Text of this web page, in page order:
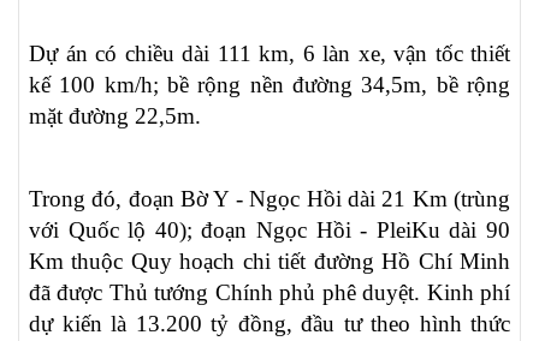
Dự án có chiều dài 111 km, 6 làn xe, vận tốc thiết
kế 100 km/h; bề rộng nền đường 34,5m, bề rộng
mặt đường 22,5m.
Trong đó, đoạn Bờ Y - Ngọc Hồi dài 21 Km (trùng
với Quốc lộ 40); đoạn Ngọc Hồi - PleiKu dài 90
Km thuộc Quy hoạch chi tiết đường Hồ Chí Minh
đã được Thủ tướng Chính phủ phê duyệt. Kinh phí
dự kiến là 13.200 tỷ đồng, đầu tư theo hình thức